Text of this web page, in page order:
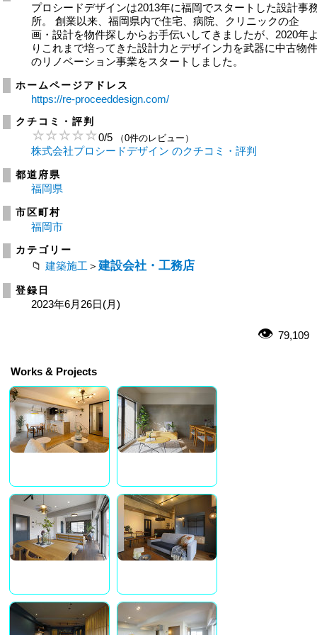
プロシードデザインは2013年に福岡でスタートした設計事
所。 創業以来、福岡県内で住宅、病院、クリニックの企
画・設計を物件探しからお手伝いしてきましたが、2020年
りこれまで培ってきた設計力とデザイン力を武器に中古物
のリノベーション事業をスタートしました。
ホームページアドレス
https://re-proceeddesign.com/
クチコミ・評判
0/5 （0件のレビュー）
株式会社プロシードデザイン のクチコミ・評判
都道府県
福岡県
市区町村
福岡市
カテゴリー
建築施工 ＞ 建設会社・工務店
登録日
2023年6月26日(月)
79,109
Works & Projects